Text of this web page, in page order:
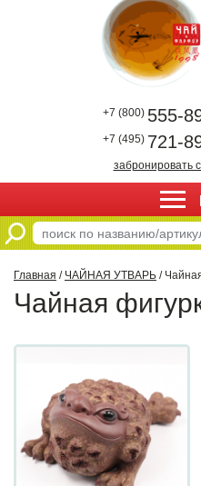
+7 (800) 555-
+7 (495) 721-
забронировать
Главная / ЧАЙНАЯ УТВАРЬ /
Чайная